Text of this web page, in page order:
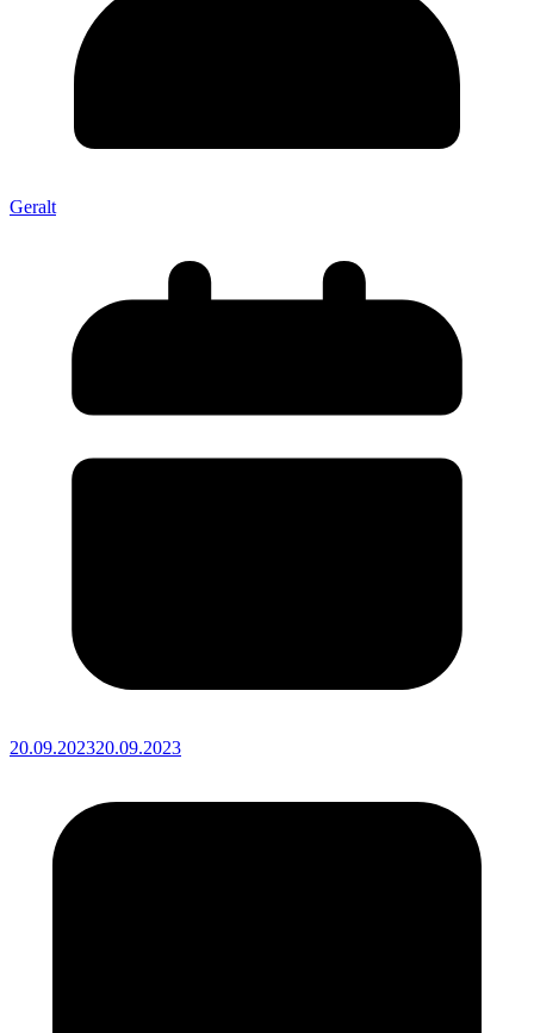
Geralt
20.09.202320.09.2023